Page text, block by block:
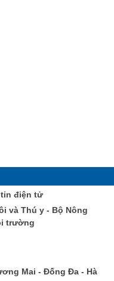
tin điện tử
và Thú y - Bộ Nông
trường
Mai - Đống Đa - Hà